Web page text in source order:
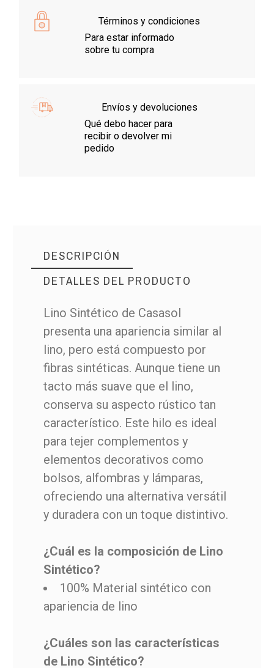
Términos y condiciones
Para estar informado
sobre tu compra
Envíos y devoluciones
Qué debo hacer para
recibir o devolver mi
pedido
DESCRIPCIÓN
DETALLES DEL PRODUCTO
Lino Sintético de Casasol
presenta una apariencia similar al
lino, pero está compuesto por
fibras sintéticas. Aunque tiene un
tacto más suave que el lino,
conserva su aspecto rústico tan
característico. Este hilo es ideal
para tejer complementos y
elementos decorativos como
bolsos, alfombras y lámparas,
ofreciendo una alternativa versátil
y duradera con un toque distintivo.
¿Cuál es la composición de Lino
Sintético?
100% Material sintético con
apariencia de lino
¿Cuáles son las características
de Lino Sintético?